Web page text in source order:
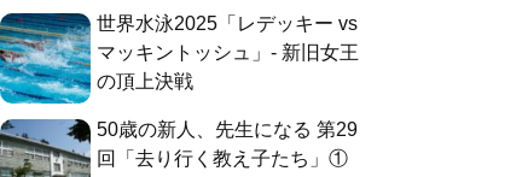
世界水泳2025「レデッキー vs
マッキントッシュ」- 新旧女王
の頂上決戦
50歳の新人、先生になる 第29
回「去り行く教え子たち」①